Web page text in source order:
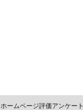
ホームページ評価アンケート